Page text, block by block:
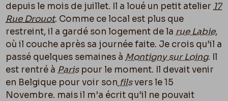
depuis le mois de juillet. Il a loué un petit atelier 17
Rue Drouot. Comme ce local est plus que
restreint, il a gardé son logement de la rue Labie,
où il couche après sa journée faite. Je crois qu’il a
passé quelques semaines à Montigny sur Loing. Il
est rentré à Parispour le moment. Il devait venir
en Belgique pour voir son filsvers le 15
Novembre. mais il m’a écrit qu’il ne pouvait